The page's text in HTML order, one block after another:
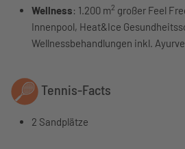
Wellness: 1.200 m2 großer Feel
Innenpool, Heat&Ice
Wellnessbehandlungen inkl.
Tennis-Facts
2 Sandplätze